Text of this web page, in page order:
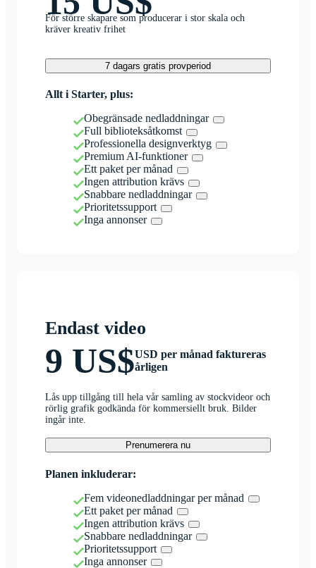
För större skapare som producerar i stor skala och
kräver kreativ frihet
7 dagars gratis provperiod
Allt i Starter, plus:
Obegränsade nedladdningar
Full biblioteksåtkomst
Professionella designverktyg
Premium AI-funktioner
Ett paket per månad
Ingen attribution krävs
Snabbare nedladdningar
Prioritetssupport
Inga annonser
Endast video
9 US$USD per månad faktureras
årligen
Lås upp tillgång till hela vår samling av stockvideor och
rörlig grafik godkända för kommersiellt bruk. Bilder
ingår inte.
Prenumerera nu
Planen inkluderar:
Fem videonedladdningar per månad
Ett paket per månad
Ingen attribution krävs
Snabbare nedladdningar
Prioritetssupport
Inga annonser